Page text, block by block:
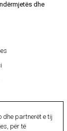
dhe
dhe partnerët e tij
për të